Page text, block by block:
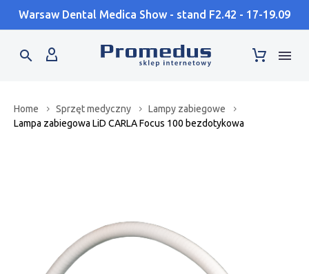
Warsaw Dental Medica Show - stand F2.42 - 17-19.09
Home Sprzęt medyczny
Lampy zabiegowe
Lampa zabiegowa LiD CARLA Focus 100 bezdotykowa